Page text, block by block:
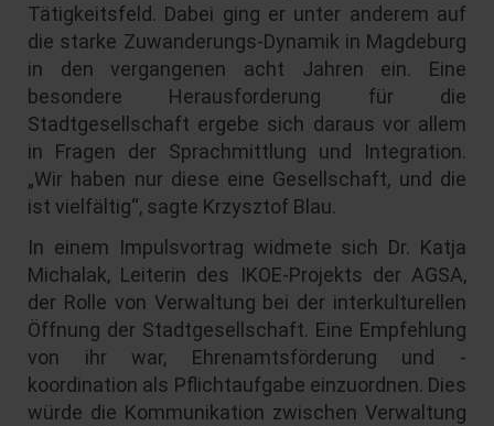
Tätigkeitsfeld. Dabei ging er unter anderem auf
die starke Zuwanderungs-Dynamik in Magdeburg
in den vergangenen acht Jahren ein. Eine
besondere Herausforderung für die
Stadtgesellschaft ergebe sich daraus vor allem
in Fragen der Sprachmittlung und Integration.
„Wir haben nur diese eine Gesellschaft, und die
ist vielfältig“, sagte Krzysztof Blau.
In einem Impulsvortrag widmete sich Dr. Katja
Michalak, Leiterin des IKOE-Projekts der AGSA,
der Rolle von Verwaltung bei der interkulturellen
Öffnung der Stadtgesellschaft. Eine Empfehlung
von ihr war, Ehrenamtsförderung und -
koordination als Pflichtaufgabe einzuordnen. Dies
würde die Kommunikation zwischen Verwaltung